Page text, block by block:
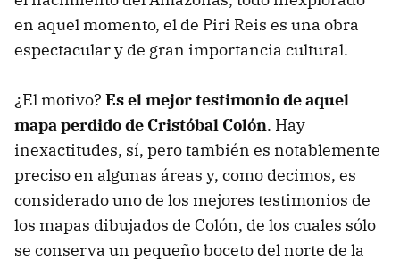
en aquel momento, el de Piri Reis es una obra
espectacular y de gran importancia cultural.
¿El motivo? Es el mejor testimonio de aquel
mapa perdido de Cristóbal Colón. Hay
inexactitudes, sí, pero también es notablemente
preciso en algunas áreas y, como decimos, es
considerado uno de los mejores testimonios de
los mapas dibujados de Colón, de los cuales sólo
se conserva un pequeño boceto del norte de la